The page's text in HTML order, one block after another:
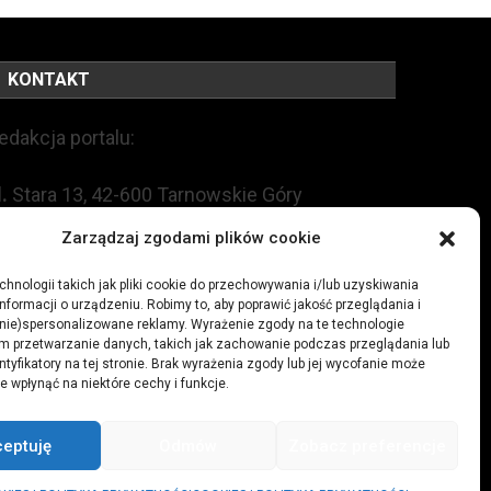
Zarządzaj zgodami plików cookie
takich jak pliki cookie do przechowywania i/lub uzyskiwania
o urządzeniu. Robimy to, aby poprawić jakość przeglądania i
reklamy. Wyrażenie zgody na te technologie
przetwarzanie danych, takich jak zachowanie podczas przeglądania lub
na tej stronie. Brak wyrażenia zgody lub jej wycofanie może
wpłynąć na niektóre cechy i funkcje.
KONTAKT
portalu:
Stara 13, 42-600 Tarnowskie Góry
+48 509 547 822
redakcja@czytamiwiem.pl
biuro@czytamiwiem.pl